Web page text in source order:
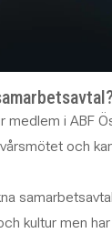
medlem i ABF
och
kultur men